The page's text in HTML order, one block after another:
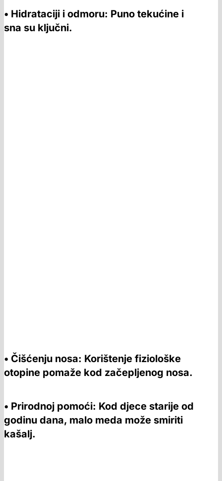
• Hidrataciji i odmoru: Puno tekućine i
sna su ključni.
• Čišćenju nosa: Korištenje fiziološke
otopine pomaže kod začepljenog nosa.
• Prirodnoj pomoći: Kod djece starije od
godinu dana, malo meda može smiriti
kašalj.